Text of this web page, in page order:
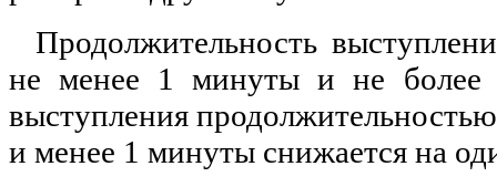
Продолжительность
не менее 1 минуты и не более
выступления
и менее 1 минуты снижается на